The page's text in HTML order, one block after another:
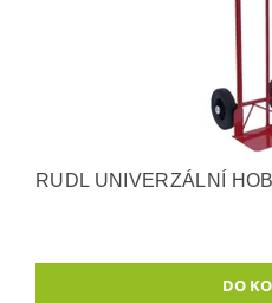
RUDL UNIVERZÁLNÍ